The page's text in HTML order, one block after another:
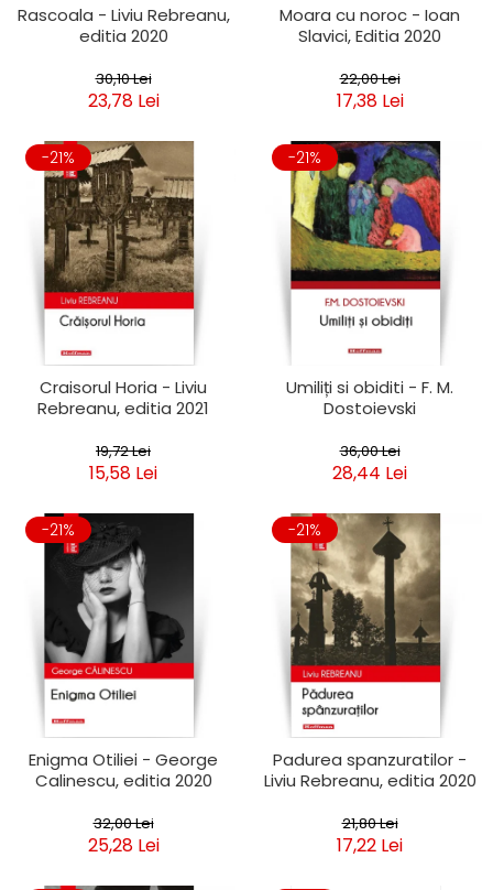
Rascoala - Liviu Rebreanu,
editia 2020
30,10 Lei
23,78 Lei
Moara cu noroc - Ioan
Slavici, Editia 2020
22,00 Lei
17,38 Lei
-21%
Craisorul Horia - Liviu
Rebreanu, editia 2021
19,72 Lei
15,58 Lei
-21%
Umiliți si obiditi - F. M.
Dostoievski
36,00 Lei
28,44 Lei
-21%
Enigma Otiliei - George
Calinescu, editia 2020
32,00 Lei
25,28 Lei
-21%
Padurea spanzuratilor -
Liviu Rebreanu, editia 2020
21,80 Lei
17,22 Lei